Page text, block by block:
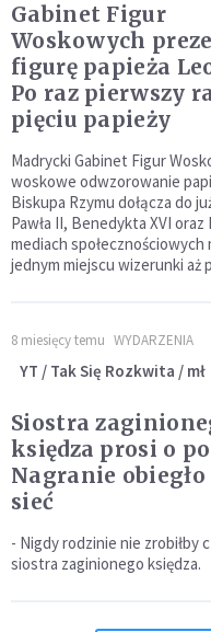
Gabinet Figur
Woskowych
figurę papieża
Po raz pierwszy
pięciu papieży
Madrycki Gabinet Figur
woskowe odwzorowanie
Biskupa Rzymu dołącza do
Pawła II, Benedykta XVI
mediach
jednym miejscu wizerunki aż
8 miesięcy temu WYDARZENIA
YT / Tak Się Rozkwita / mł
Siostra
księdza prosi o
Nagranie
sieć
- Nigdy rodzinie nie zrobiłby
siostra zaginionego księdza.